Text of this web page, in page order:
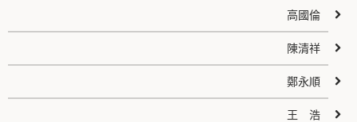
高國倫
陳清祥
鄭永順
王 浩